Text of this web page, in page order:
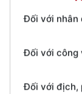
Đối với công
Đối với địch,